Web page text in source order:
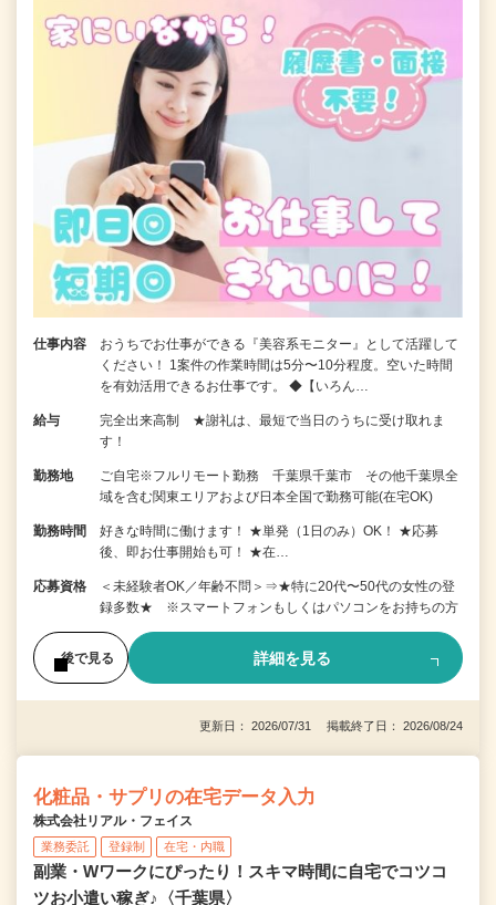
仕事内容
おうちでお仕事ができる『美容系モニター』として活躍して
ください！ 1案件の作業時間は5分〜10分程度。空いた時間
を有効活用できるお仕事です。 ◆【いろん…
給与
完全出来高制 ★謝礼は、最短で当日のうちに受け取れま
す！
勤務地
ご自宅※フルリモート勤務 千葉県千葉市 その他千葉県全
域を含む関東エリアおよび日本全国で勤務可能(在宅OK)
勤務時間
好きな時間に働けます！ ★単発（1日のみ）OK！ ★応募
後、即お仕事開始も可！ ★在…
応募資格
＜未経験者OK／年齢不問＞⇒★特に20代〜50代の女性の登
録多数★ ※スマートフォンもしくはパソコンをお持ちの方
後で見る 詳細を見る
更新日： 2026/07/31 掲載終了日： 2026/08/24
化粧品・サプリの在宅データ入力
株式会社リアル・フェイス
業務委託 登録制 在宅・内職
副業・Wワークにぴったり！スキマ時間に自宅でコツコ
ツお小遣い稼ぎ♪〈千葉県〉